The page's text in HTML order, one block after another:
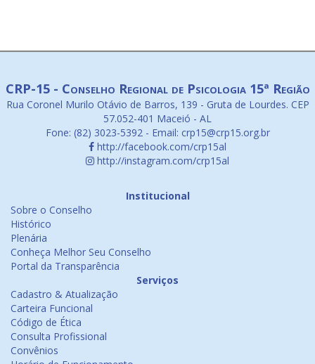
CRP-15 - Conselho Regional de Psicologia 15ª Região
Rua Coronel Murilo Otávio de Barros, 139 - Gruta de Lourdes. CEP
57.052-401 Maceió - AL
Fone: (82) 3023-5392 - Email: crp15@crp15.org.br
http://facebook.com/crp15al
http://instagram.com/crp15al
Institucional
Sobre o Conselho
Histórico
Plenária
Conheça Melhor Seu Conselho
Portal da Transparência
Serviços
Cadastro & Atualização
Carteira Funcional
Código de Ética
Consulta Profissional
Convênios